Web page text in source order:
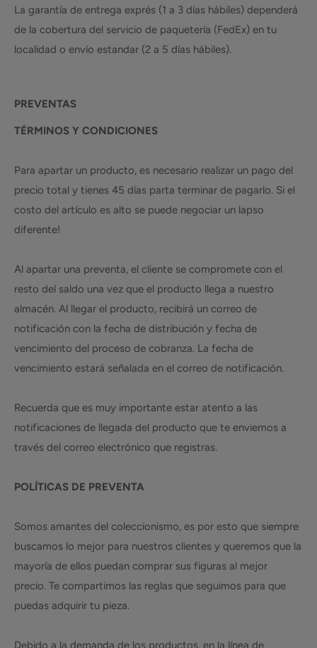
La garantía de entrega exprés (1 a 3 días hábiles) dependerá
de la cobertura del servicio de paquetería (FedEx) en tu
localidad o envío estandar (2 a 5 días hábiles).
PREVENTAS
TÉRMINOS Y CONDICIONES
Para apartar un producto, es necesario realizar un pago del
precio total y tienes 45 días parta terminar de pagarlo. Si el
costo del artículo es alto se puede negociar un lapso
diferente!
Al apartar una preventa, el cliente se compromete con el
resto del saldo una vez que el producto llega a nuestro
almacén. Al llegar el producto, recibirá un correo de
notificación con la fecha de distribución y fecha de
vencimiento del proceso de cobranza. La fecha de
vencimiento estará señalada en el correo de notificación.
Recuerda que es muy importante estar atento a las
notificaciones de llegada del producto que te enviemos a
través del correo electrónico que registras.
POLÍTICAS DE PREVENTA
Somos amantes del coleccionismo, es por esto que siempre
buscamos lo mejor para nuestros clientes y queremos que la
mayoría de ellos puedan comprar sus figuras al mejor
precio. Te compartimos las reglas que seguimos para que
puedas adquirir tu pieza.
Debido a la demanda de los productos, en la línea de